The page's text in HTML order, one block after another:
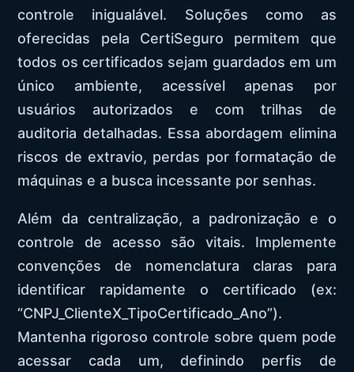
controle inigualável. Soluções como as
oferecidas pela CertiSeguro permitem que
todos os certificados sejam guardados em um
único ambiente, acessível apenas por
usuários autorizados e com trilhas de
auditoria detalhadas. Essa abordagem elimina
riscos de extravio, perdas por formatação de
máquinas e a busca incessante por senhas.
Além da centralização, a padronização e o
controle de acesso são vitais. Implemente
convenções de nomenclatura claras para
identificar rapidamente o certificado (ex:
“CNPJ_ClienteX_TipoCertificado_Ano”).
Mantenha rigoroso controle sobre quem pode
acessar cada um, definindo perfis de